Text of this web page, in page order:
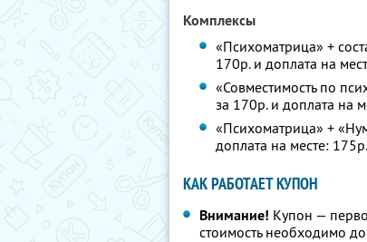
Комплексы
«Психоматрица» +
170р. и доплата на
«Совместимость по
за 170р. и доплата на
«Психоматрица» +
доплата на месте:
КАК РАБОТАЕТ КУПОН
Внимание! Купон —
стоимость необходимо